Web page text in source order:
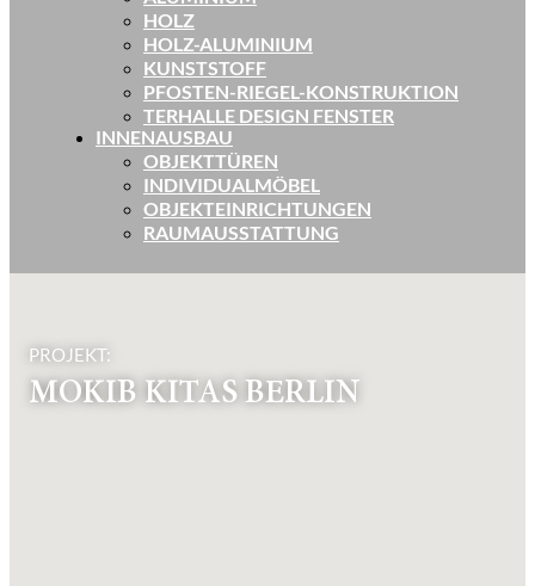
HOLZ
HOLZ-ALUMINIUM
KUNSTSTOFF
PFOSTEN-RIEGEL-KONSTRUKTION
TERHALLE DESIGN FENSTER
INNENAUSBAU
OBJEKTTÜREN
INDIVIDUALMÖBEL
OBJEKTEINRICHTUNGEN
RAUMAUSSTATTUNG
PROJEKT:
MOKIB KITAS BERLIN